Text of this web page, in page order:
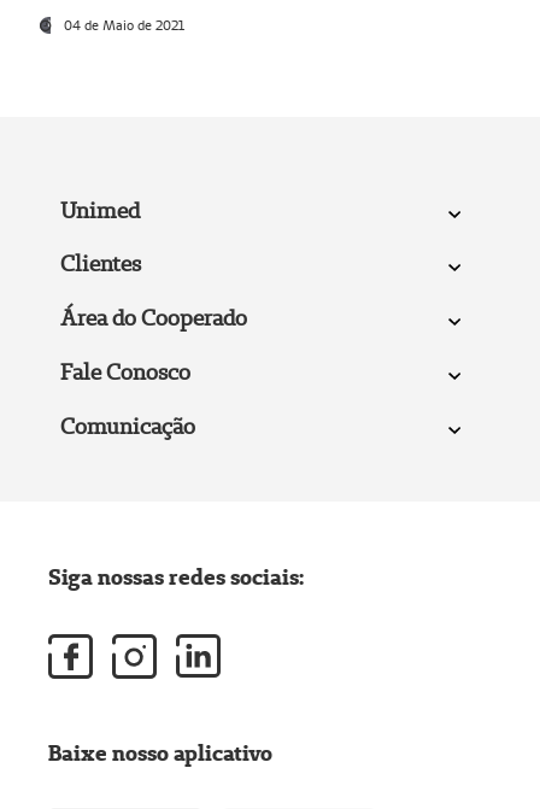
04 de Maio de 2021
Unimed
Clientes
Área do Cooperado
Fale Conosco
Comunicação
Siga nossas redes sociais:
Baixe nosso aplicativo